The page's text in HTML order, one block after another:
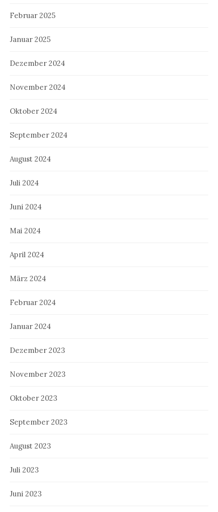
Februar 2025
Januar 2025
Dezember 2024
November 2024
Oktober 2024
September 2024
August 2024
Juli 2024
Juni 2024
Mai 2024
April 2024
März 2024
Februar 2024
Januar 2024
Dezember 2023
November 2023
Oktober 2023
September 2023
August 2023
Juli 2023
Juni 2023